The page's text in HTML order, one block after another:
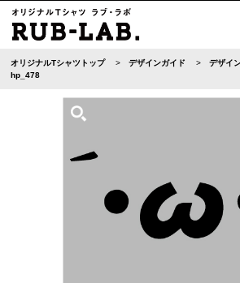
オリジナルTシャツトップ デザインガイド
デザイ
hp_478